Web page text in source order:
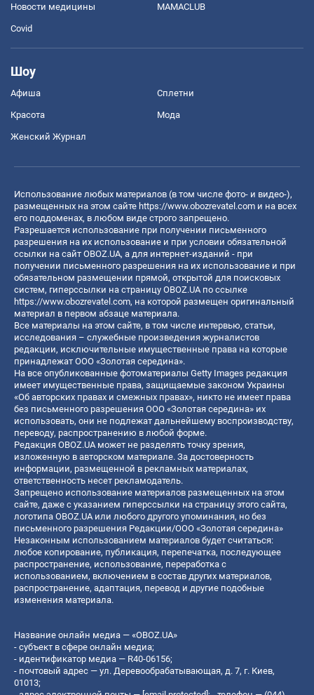
Новости медицины MAMACLUB
Covid
Шоу
Афиша Сплетни
Красота Мода
Женский Журнал
Использование любых материалов (в том числе фото- и видео-),
размещенных на этом сайте https://www.obozrevatel.com и на всех
его поддоменах, в любом виде строго запрещено.
Разрешается использование при получении письменного
разрешения на их использование и при условии обязательной
ссылки на сайт OBOZ.UA, а для интернет-изданий - при
получении письменного разрешения на их использование и при
обязательном размещении прямой, открытой для поисковых
систем, гиперссылки на страницу OBOZ.UA по ссылке
https://www.obozrevatel.com, на которой размещен оригинальный
материал в первом абзаце материала.
Все материалы на этом сайте, в том числе интервью, статьи,
исследования – служебные произведения журналистов
редакции, исключительные имущественные права на которые
принадлежат ООО «Золотая середина».
На все опубликованные фотоматериалы Getty Images редакция
имеет имущественные права, защищаемые законом Украины
«Об авторских правах и смежных правах», никто не имеет права
без письменного разрешения ООО «Золотая середина» их
использовать, они не подлежат дальнейшему воспроизводству,
переводу, распространению в любой форме.
Редакция OBOZ.UA может не разделять точку зрения,
изложенную в авторском материале. За достоверность
информации, размещенной в рекламных материалах,
ответственность несет рекламодатель.
Запрещено использование материалов размещенных на этом
сайте, даже с указанием гиперссылки на страницу этого сайта,
логотипа OBOZ.UA или любого другого упоминания, но без
письменного разрешения Редакции/ООО «Золотая середина»
Незаконным использованием материалов будет считаться:
любое копирование, публикация, перепечатка, последующее
распространение, использование, переработка с
использованием, включением в состав других материалов,
распространение, адаптация, перевод и другие подобные
изменения материала.
Название онлайн медиа — «OBOZ.UA»
- субъект в сфере онлайн медиа;
- идентификатор медиа — R40-06156;
- почтовый адрес — ул. Деревообрабатывающая, д. 7, г. Киев,
01013;